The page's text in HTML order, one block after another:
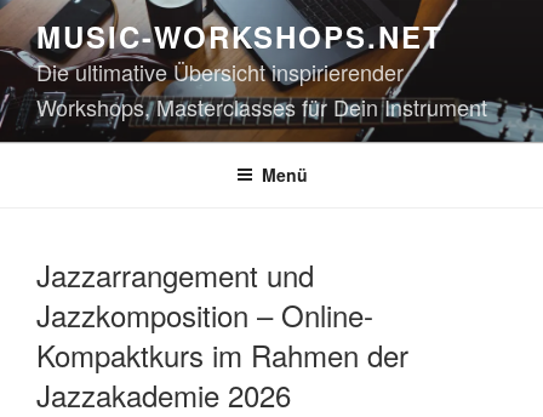
Zum
Inhalt
springen
MUSIC-WORKSHOPS.NET
Die ultimative Übersicht inspirierender
Workshops, Masterclasses für Dein Instrument
Menü
Jazzarrangement und
Jazzkomposition – Online-
Kompaktkurs im Rahmen der
Jazzakademie 2026